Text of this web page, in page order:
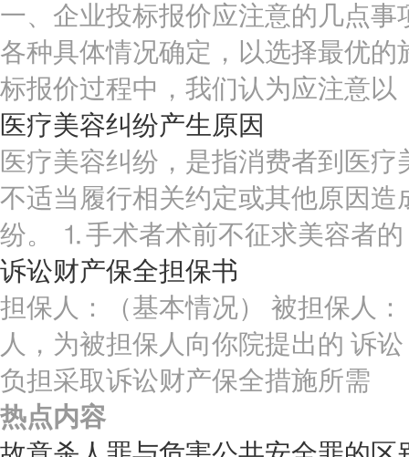
一、企业投标报价应注意的几点
各种具体情况确定，以选择最优
标报价过程中，我们认为应注意以
医疗美容纠纷产生原因
医疗美容纠纷，是指消费者到医
不适当履行相关约定或其他原因
纷。 ⒈手术者术前不征求美容者的
诉讼财产保全担保书
担保人：（基本情况） 被担保人
人，为被担保人向你院提出的 诉
负担采取诉讼财产保全措施所需
热点内容